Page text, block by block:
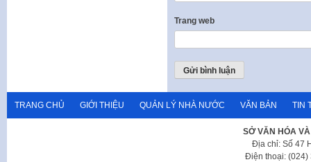
Trang web
TRANG CHỦ GIỚI THIỆU QUẢN LÝ NHÀ NƯỚC VĂN BẢN TIN
SỞ VĂN HÓA
Địa chỉ: Số 47
Điện thoại: (024)